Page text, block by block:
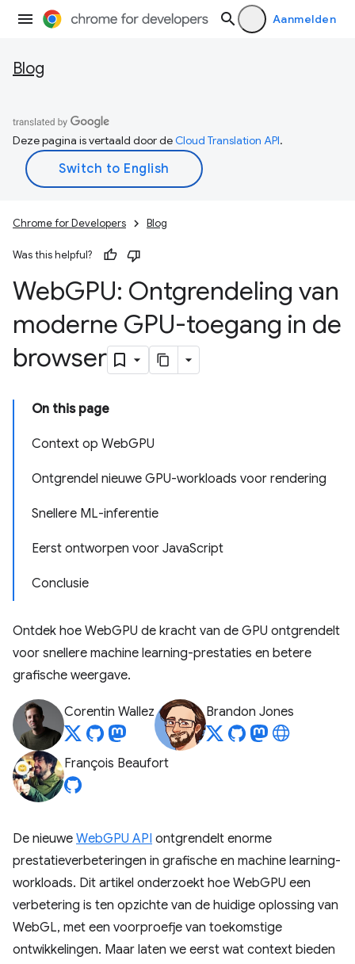
Aanmelden
Blog
Deze pagina is vertaald door deCloud Translation API.
Chrome for Developers Blog
Was this helpful?
WebGPU: Ontgrendeling van
moderne GPU-toegang in de
browser
On this page
Context op WebGPU
Ontgrendel nieuwe GPU-workloads voor rendering
Snellere ML-inferentie
Eerst ontworpen voor JavaScript
Conclusie
Ontdek hoe WebGPU de kracht van de GPU ontgrendelt
voor snellere machine learning-prestaties en betere
grafische weergave.
Corentin Wallez Brandon Jones
François Beaufort
De nieuwe WebGPU API ontgrendelt enorme
prestatieverbeteringen in grafische en machine learning-
workloads. Dit artikel onderzoekt hoe WebGPU een
verbetering is ten opzichte van de huidige oplossing van
WebGL, met een voorproefje van toekomstige
ontwikkelingen. Maar laten we eerst wat context bieden